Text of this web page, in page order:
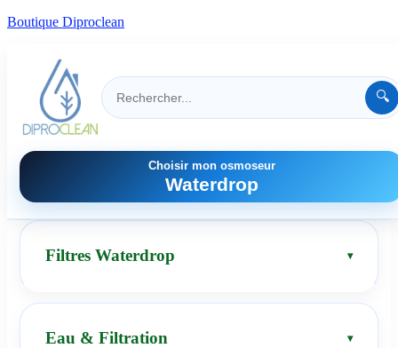
Boutique Diproclean
🔍
Choisir mon osmoseur
Waterdrop
Filtres Waterdrop
Eau & Filtration